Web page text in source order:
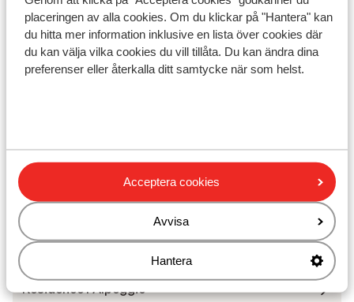
placeringen av alla cookies. Om du klickar på "Hantera" kan
du hitta mer information inklusive en lista över cookies där
du kan välja vilka cookies du vill tillåta. Du kan ändra dina
preferenser eller återkalla ditt samtycke när som helst.
Acceptera cookies
Avvisa
Hantera
Liftkort
Skidskola
Andra boenden i Les Deux Alpes
Hotel Serre Palas
Résidence Neige et Soleil
Résidence l'Alpeggio